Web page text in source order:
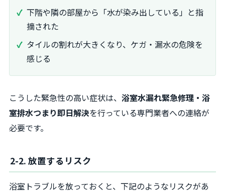
下階や隣の部屋から「水が染み出している」と指
摘された
タイルの割れが大きくなり、ケガ・漏水の危険を
感じる
こうした緊急性の高い症状は、 浴室水漏れ緊急修理・浴
室排水つまり即日解決を行っている専門業者への連絡が
必要です。
2-2. 放置するリスク
浴室トラブルを放っておくと、下記のようなリスクがあ